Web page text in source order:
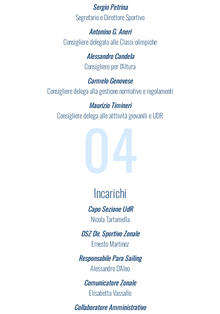
Sergio Petrina
Segretario e Direttore Sportivo
Antonino G. Aneri
Consigliere delegato alle Classi olimpiche
Alessandro Candela
Consigliere per l'Altura
Carmelo Genovese
Consigliere delega alla gestione normative e regolamenti
Maurizio Timineri
Consigliere delega alle atttività giovanili e UDR
04
Incarichi
Capo Sezione UdR
Nicola Tartamella
DSZ Dir. Sportivo Zonale
Ernesto Martinez
Responsabile Para Sailing
Alessandro D'Aleo
Comunicatore Zonale
Elisabetta Vassallo
Collaboratore Amministrativo